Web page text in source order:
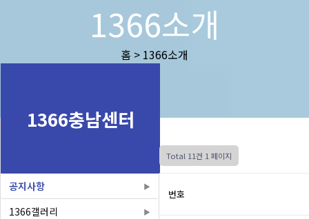
1366소개
홈 > 1366소개
1366충남센터
공지사항
1366갤러리
Total 11건 1 페이지
번호